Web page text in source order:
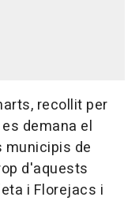
recollit per
demana el
municipis de
d'aquests
i Florejacs i